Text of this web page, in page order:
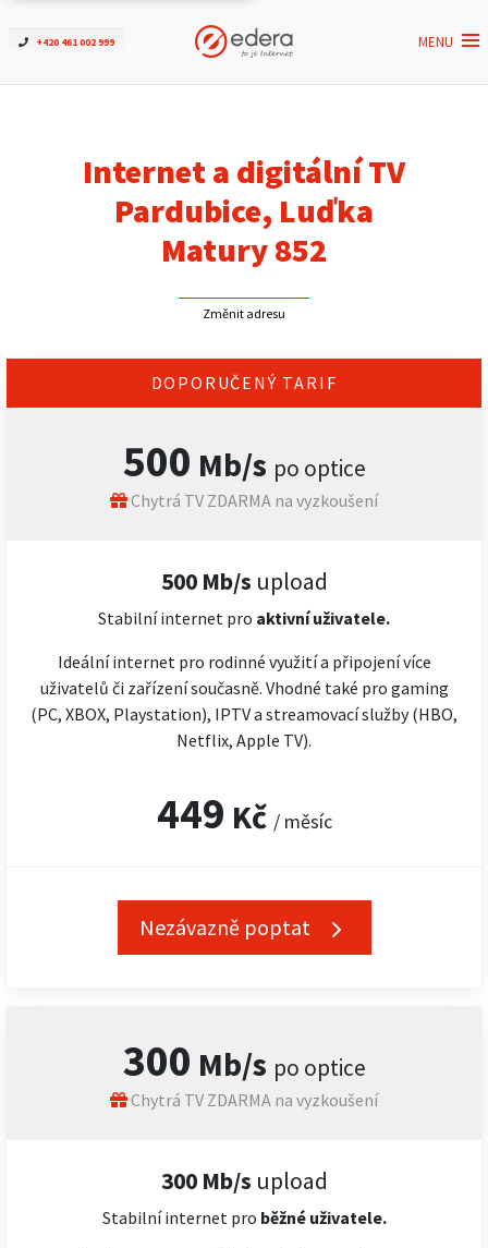
+420 461 002 999 MENU
Ověřit dostupnost
ČEZNET TV
Kontakt
Internet a digitální TV
Pardubice, Luďka
Matury 852
Změnit adresu
300 Mb/s po optice
Chytrá TV ZDARMA na vyzkoušení
300 Mb/s upload
Stabilní internet pro běžné uživatele.
DOPORUČENÝ TARIF
500 Mb/s po optice
Chytrá TV ZDARMA na vyzkoušení
500 Mb/s upload
Stabilní internet pro aktivní uživatele.
Ideální internet pro rodinné využití a připojení více
uživatelů či zařízení současně. Vhodné také pro gaming
(PC, XBOX, Playstation), IPTV a streamovací služby (HBO,
Netflix, Apple TV).
449 Kč / měsíc
Nezávazně poptat